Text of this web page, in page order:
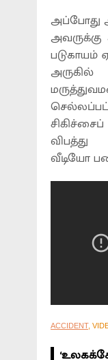
அப்போது
படுகாயம்
விபத்து
வீடியோ
ACCIDENT,